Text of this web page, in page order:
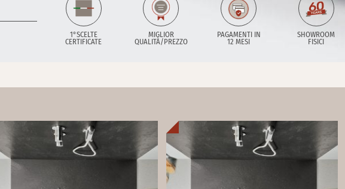
1°SCELTE
CERTIFICATE
MIGLIOR
QUALITÀ/PREZZO
PAGAMENTI IN
12 MESI
SHOWROOM
FISICI